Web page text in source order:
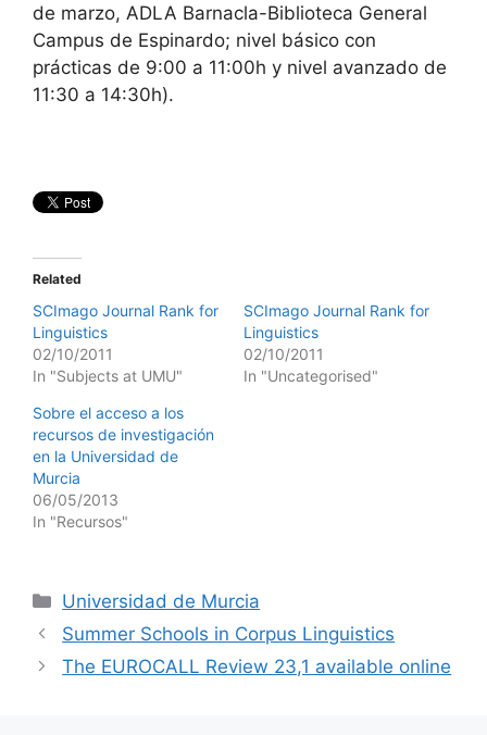
de marzo, ADLA Barnacla-Biblioteca General
Campus de Espinardo; nivel básico con
prácticas de 9:00 a 11:00h y nivel avanzado de
11:30 a 14:30h).
Related
SCImago Journal Rank for
Linguistics
02/10/2011
In "Subjects at UMU"
SCImago Journal Rank for
Linguistics
02/10/2011
In "Uncategorised"
Sobre el acceso a los
recursos de investigación
en la Universidad de
Murcia
06/05/2013
In "Recursos"
Categories
Universidad de Murcia
Summer Schools in Corpus Linguistics
The EUROCALL Review 23,1 available online